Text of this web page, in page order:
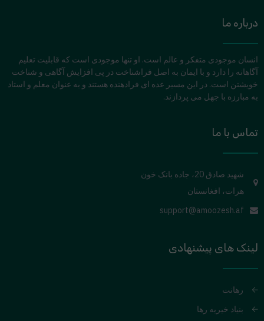
درباره ما
انسان موجودی متفکر و عالم است. او تنها موجودی است که قابلیت تعلیم
آگاهانه را دارد و با ایمان به اصل فراشناخت در پی افزایش آگاهی و شناخت
خویشتن است. در این مسیر عده ای فرادهنده هستند و به عنوان معلم و استاد
به مبارزه با جهل می پردازند.
تماس با ما
شهید صادق 20، جاده بانک خون
هرات، افغانستان
support@amoozesh.af
لینک های پیشنهادی
رهانت
بنیاد خیریه رها